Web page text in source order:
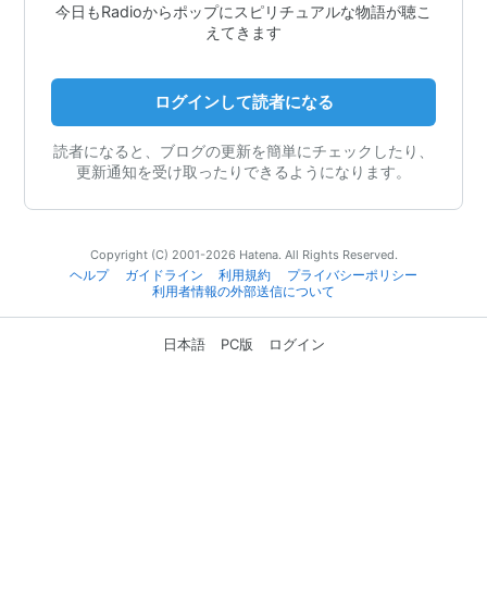
今日もRadioからポップにスピリチュアルな物語が聴こ
えてきます
ログインして読者になる
読者になると、ブログの更新を簡単にチェックしたり、
更新通知を受け取ったりできるようになります。
Copyright (C) 2001-2026 Hatena. All Rights Reserved.
ヘルプ
ガイドライン 利用規約
プライバシーポリシー
利用者情報の外部送信について
日本語 PC版 ログイン